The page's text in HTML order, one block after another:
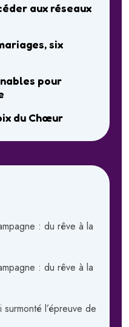
aux réseaux
six
pour
du Chœur
: du rêve à la
: du rêve à la
surmonté l’épreuve de